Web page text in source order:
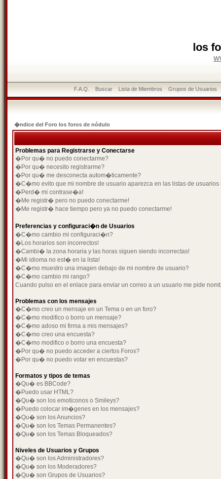
los
F.A.Q. Buscar Lista de Miembros Grupos de Usuarios
�ndice del Foro los foros de nódulo
Problemas para Registrarse y Conectarse
�Por qu� no puedo conectarme?
�Por qu� necesito registrarme?
�Por qu� me desconecta autom�ticamente?
�C�mo evito que mi nombre de usuario aparezca en las listas de usuarios
�Perd� mi contrase�a!
�Me registr� pero no puedo conectarme!
�Me registr� hace tiempo pero ya no puedo conectarme!
Preferencias y configuraci�n de Usuarios
�C�mo cambio mi configuraci�n?
�Los horarios son incorrectos!
�Cambi� la zona horaria y las horas siguen siendo incorrectas!
�Mi idioma no est� en la lista!
�C�mo muestro una imagen debajo de mi nombre de usuario?
�C�mo cambio mi rango?
Cuando pulso en el enlace para enviar un correo a un usuario me pide
Problemas con los mensajes
�C�mo creo un mensaje en un Tema o en un foro?
�C�mo modifico o borro un mensaje?
�C�mo adoso mi firma a mis mensajes?
�C�mo creo una encuesta?
�C�mo modifico o borro una encuesta?
�Por qu� no puedo acceder a ciertos Foros?
�Por qu� no puedo votar en encuestas?
Formatos y tipos de temas
�Qu� es BBCode?
�Puedo usar HTML?
�Qu� son los emoticonos o Smileys?
�Puedo colocar im�genes en los mensajes?
�Qu� son los Anuncios?
�Qu� son los Temas Permanentes?
�Qu� son los Temas Bloqueados?
Niveles de Usuarios y Grupos
�Qu� son los Administradores?
�Qu� son los Moderadores?
�Qu� son Grupos de Usuarios?